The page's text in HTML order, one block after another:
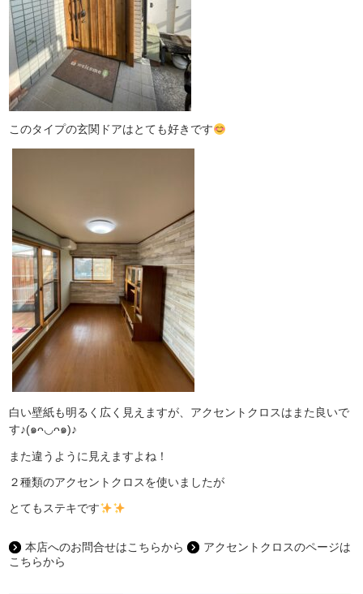
このタイプの玄関ドアはとても好きです
白い壁紙も明るく広く見えますが、アクセントクロスはまた良いで
す♪(๑ᴖ◡ᴖ๑)♪
また違うように見えますよね！
２種類のアクセントクロスを使いましたが
とてもステキです
本店へのお問合せはこちらから
アクセントクロスのページは
こちらから